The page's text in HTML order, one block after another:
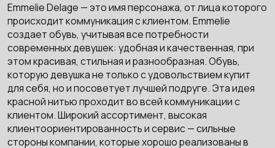
Emmelie Delage — это имя персонажа, от лица которого
происходит коммуникация с клиентом. Emmelie
создает обувь, учитывая все потребности
современных девушек: удобная и качественная, при
этом красивая, стильная и разнообразная. Обувь,
которую девушка не только с удовольствием купит
для себя, но и посоветует лучшей подруге. Эта идея
красной нитью проходит во всей коммуникации с
клиентом. Широкий ассортимент, высокая
клиентоориентированность и сервис — сильные
стороны компании, которые хорошо реализованы в